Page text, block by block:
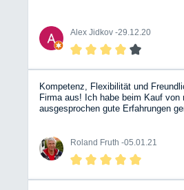
Alex Jidkov -29.12.20
Kompetenz, Flexibilität und
Firma aus! Ich habe beim Kauf von
ausgesprochen gute Erfahrungen
Roland Fruth -05.01.21